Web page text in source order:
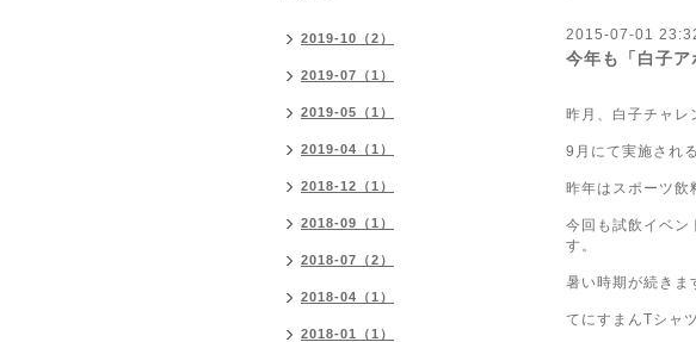
2015-07-01
今年も「白子
昨月、白子チャ
9月にて実施され
昨年はスポーツ飲
今回も試飲イベン
す。
暑い時期が続きま
てにすまんTシャ
2019-10（2）
2019-07（1）
2019-05（1）
2019-04（1）
2018-12（1）
2018-09（1）
2018-07（2）
2018-04（1）
2018-01（1）